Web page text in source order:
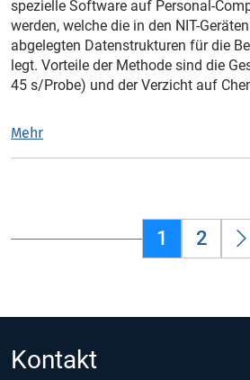
spezielle Software auf Personal-
werden, welche die in den NIT-
abgelegten Datenstrukturen für die
legt. Vorteile der Methode sind die
45 s/Probe) und der Verzicht auf
Mehr
1 2
Kontakt